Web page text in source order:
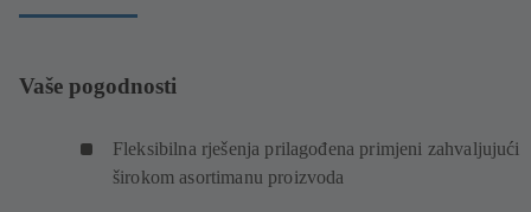
Vaše pogodnosti
Fleksibilna rješenja prilagođena primjeni zahvaljujući
širokom asortimanu proizvoda